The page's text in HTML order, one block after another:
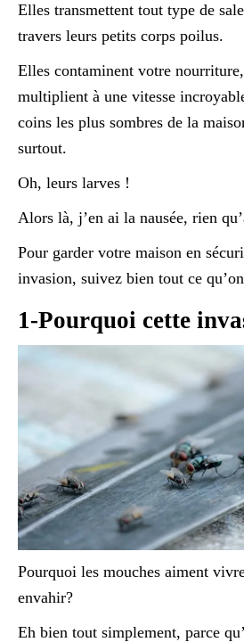
Elles transmettent tout type de
travers leurs petits corps poilus.
Elles contaminent votre
multiplient à une vitesse
coins les plus sombres de la
surtout.
Oh, leurs larves !
Alors là, j’en ai la nausée, rien
Pour garder votre maison en
invasion, suivez bien tout ce
1-Pourquoi cette
Pourquoi les mouches aiment
envahir?
Eh bien tout simplement, parce